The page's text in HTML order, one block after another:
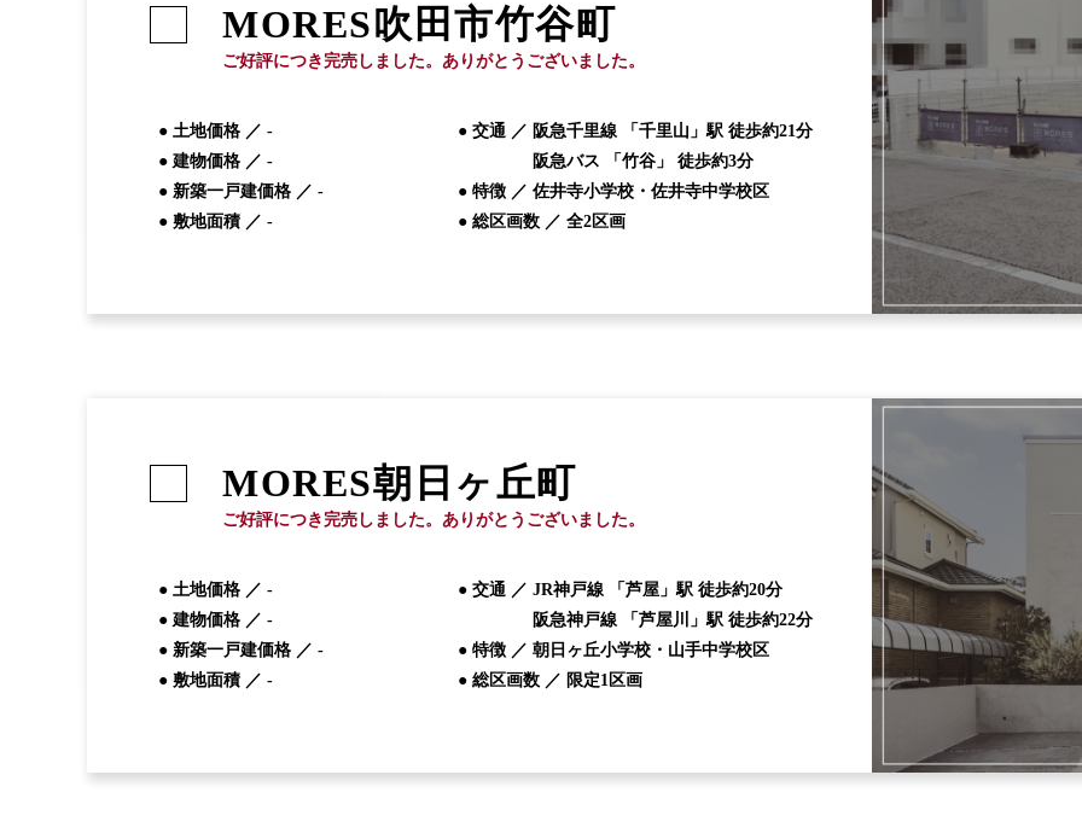
MORES 吹田市竹谷町
ご好評につき完売しました。ありがとうございました。
● 土地価格 ／ -
● 建物価格 ／ -
● 新築一戸建価格 ／ -
● 敷地面積 ／ -
● 交通 ／ 阪急千里線 「千里山」駅 徒歩約21分
阪急バス 「竹谷」 徒歩約3分
● 特徴 ／ 佐井寺小学校・佐井寺中学校区
● 総区画数 ／ 全2区画
MORES朝日ヶ丘町
ご好評につき完売しました。ありがとうございました。
● 土地価格 ／ -
● 建物価格 ／ -
● 新築一戸建価格 ／ -
● 敷地面積 ／ -
● 交通 ／ JR神戸線 「芦屋」駅 徒歩約20分
阪急神戸線 「芦屋川」駅 徒歩約22分
● 特徴 ／ 朝日ヶ丘小学校・山手中学校区
● 総区画数 ／ 限定1区画